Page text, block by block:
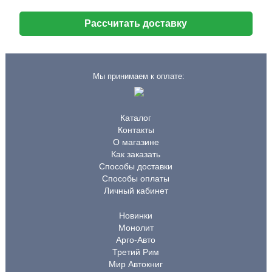
Рассчитать доставку
Мы принимаем к оплате:
Каталог
Контакты
О магазине
Как заказать
Способы доставки
Способы оплаты
Личный кабинет
Новинки
Монолит
Арго-Авто
Третий Рим
Мир Автокниг